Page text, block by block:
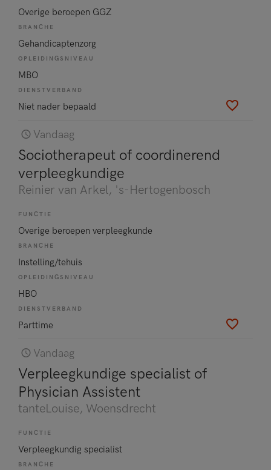
Overige beroepen GGZ
BRANCHE
Gehandicaptenzorg
OPLEIDINGSNIVEAU
MBO
DIENSTVERBAND
Niet nader bepaald
Vandaag
Sociotherapeut of coordinerend
verpleegkundige
Reinier van Arkel, 's-Hertogenbosch
FUNCTIE
Overige beroepen verpleegkunde
BRANCHE
Instelling/tehuis
OPLEIDINGSNIVEAU
HBO
DIENSTVERBAND
Parttime
Vandaag
Verpleegkundige specialist of
Physician Assistent
tanteLouise, Woensdrecht
FUNCTIE
Verpleegkundig specialist
BRANCHE